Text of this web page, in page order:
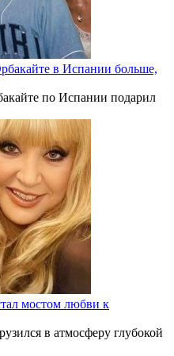
в Испании больше,
по Испании подарил
мостом любви к
в атмосферу глубокой